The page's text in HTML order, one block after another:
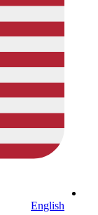
English